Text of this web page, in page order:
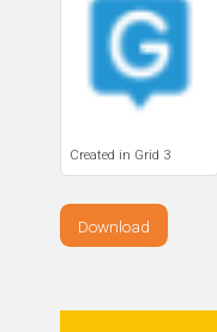
Created in Grid 3
Download